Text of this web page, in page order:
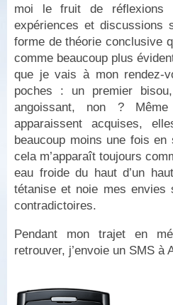
moi le fruit de réflexions
expériences et discussions
forme de théorie conclusive
comme beaucoup plus
que je vais à mon rendez-
poches : un premier
angoissant, non ?
apparaissent acquises,
beaucoup moins une fois
cela m’apparaît toujours
eau froide du haut d’un
tétanise et noie mes envies
contradictoires.
Pendant mon trajet en
retrouver, j’envoie un SMS à